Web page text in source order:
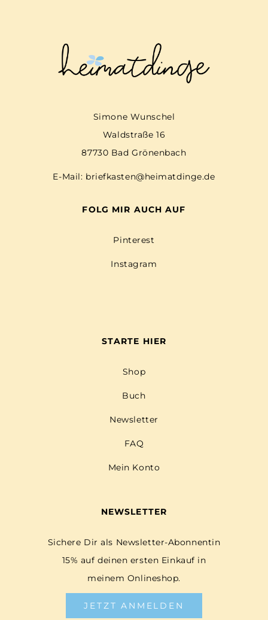
Simone Wunschel
Waldstraße 16
87730 Bad Grönenbach
E-Mail: briefkasten@heimatdinge.de
FOLG MIR AUCH AUF
Pinterest
Instagram
STARTE HIER
Shop
Buch
Newsletter
FAQ
Mein Konto
NEWSLETTER
Sichere Dir als Newsletter-Abonnentin
15% auf deinen ersten Einkauf in
meinem Onlineshop.
JETZT ANMELDEN